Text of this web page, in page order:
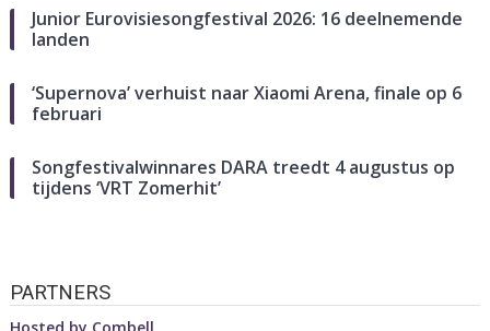
Junior Eurovisiesongfestival 2026: 16 deelnemende
landen
‘Supernova’ verhuist naar Xiaomi Arena, finale op 6
februari
Songfestivalwinnares DARA treedt 4 augustus op
tijdens ‘VRT Zomerhit’
PARTNERS